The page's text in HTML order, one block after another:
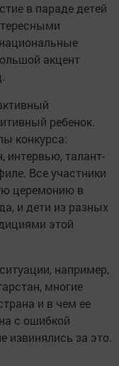
в параде детей
акцент
ребенок.
конкурса:
интервью, талант-
Все участники
церемонию в
и дети из разных
этой
например,
многие
и в чем ее
с ошибкой
извинялись за это.